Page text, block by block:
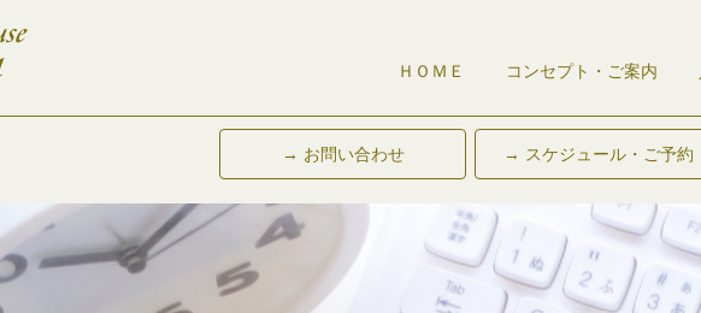
ＨＯＭＥ コンセプト・ご案内
→ お問い合わせ → スケジュール・ご予約